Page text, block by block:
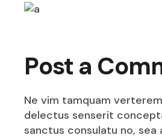
Post a
Ne vim tamquam
delectus senserit
sanctus consulatu no, sea